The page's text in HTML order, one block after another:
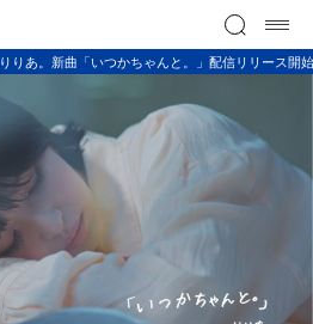
りりあ。新曲「いつかちゃんと。」配信リリース開